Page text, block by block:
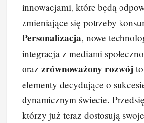
innowacjami, które będą
zmieniające się potrzeby
Personalizacja, nowe
integracja z mediami
oraz zrównoważony rozwój
elementy decydujące o
dynamicznym świecie.
którzy już teraz dostosują